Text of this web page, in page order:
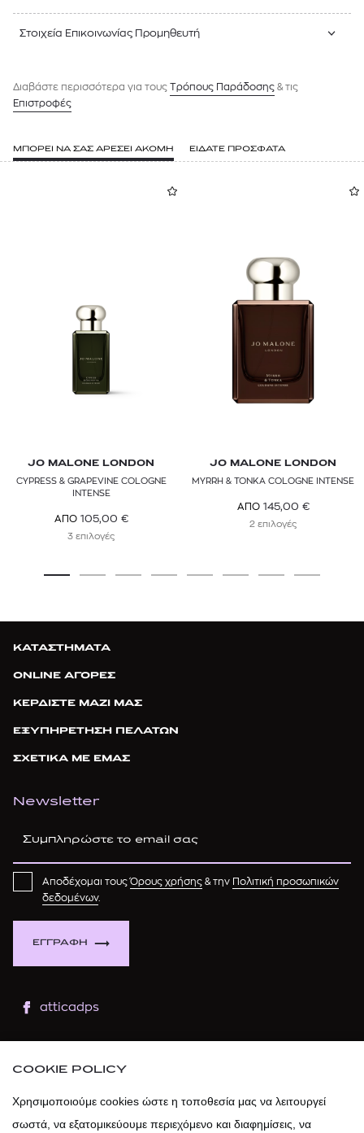
Στοιχεία Επικοινωνίας Προμηθευτή
Διαβάστε περισσότερα για τους Tρόπους Παράδοσης & τις
Επιστροφές
ΜΠΟΡΕΙ ΝΑ ΣΑΣ ΑΡΕΣΕΙ ΑΚΟΜΗ ΕΙΔΑΤΕ ΠΡΟΣΦΑΤΑ
JO MALONE LONDON
CYPRESS & GRAPEVINE COLOGNE
INTENSE
ΑΠΟ 105,00 €
3 επιλογές
JO MALONE LONDON
MYRRH & TONKA COLOGNE INTENSE
ΑΠΟ 145,00 €
2 επιλογές
ΚΑΤΑΣΤΗΜΑΤΑ
ONLINE ΑΓΟΡΕΣ
ΚΕΡΔΙΣΤΕ ΜΑΖΙ ΜΑΣ
ΕΞΥΠΗΡΕΤΗΣΗ ΠΕΛΑΤΩΝ
ΣΧΕΤΙΚΑ ΜΕ ΕΜΑΣ
Newsletter
ΕΓΓΡΑΦΗ
Αποδέχομαι τουςΌρους χρήσης & την Πολιτική προσωπικών
δεδομένων.
atticadps
atticadps
COOKIE POLICY
Χρησιμοποιούμε cookies ώστε η τοποθεσία μας να λειτουργεί
σωστά, να εξατομικεύουμε περιεχόμενο και διαφημίσεις, να